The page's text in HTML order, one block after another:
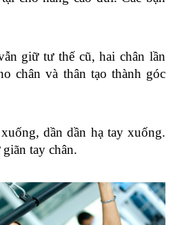
giữ tư thế cũ, hai chân lần
chân và thân tạo thành góc
dần dần hạ tay xuống.
tay chân.